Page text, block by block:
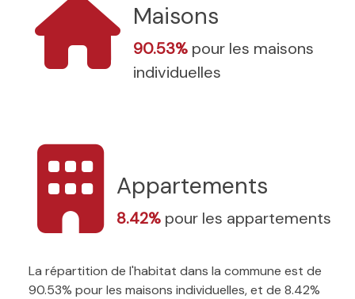
Maisons
90.53% pour les maisons
individuelles
Appartements
8.42% pour les appartements
La répartition de l'habitat dans la commune est de
90.53% pour les maisons individuelles, et de 8.42%